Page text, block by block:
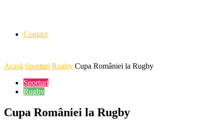
Contact
Acasă Sporturi Rugby Cupa României la Rugby
Sporturi
Rugby
Cupa României la Rugby